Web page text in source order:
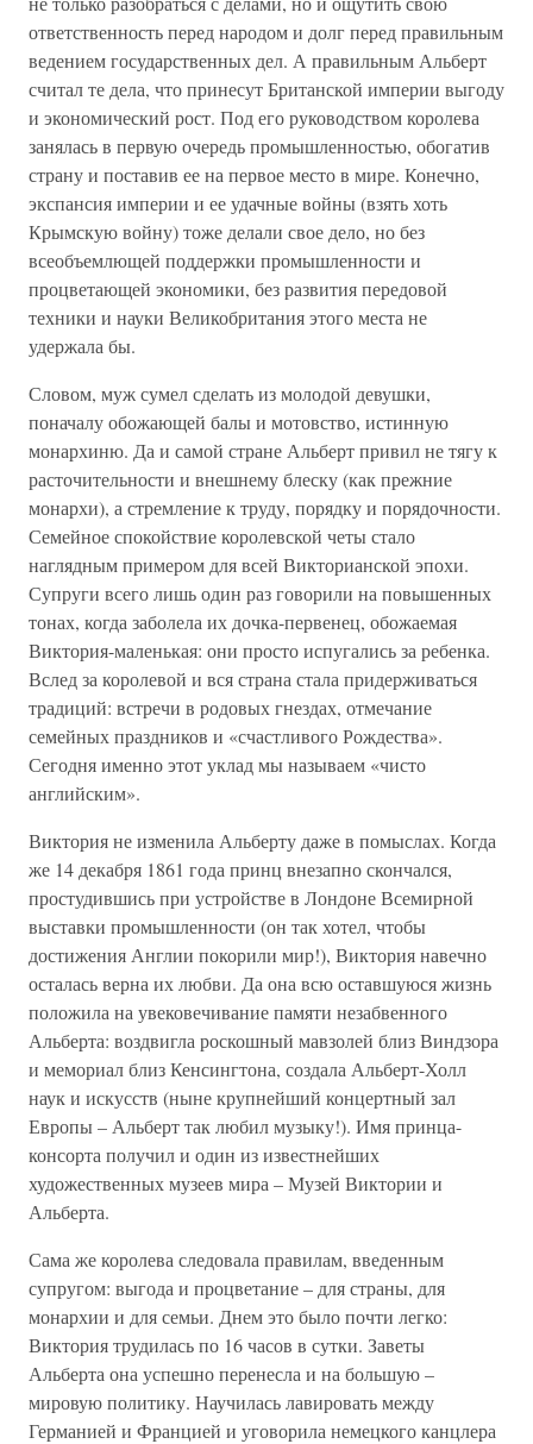
ответственность перед народом и долг перед правильным
ведением государственных дел. А правильным Альберт
считал те дела, что принесут Британской империи выгоду
и экономический рост. Под его руководством королева
занялась в первую очередь промышленностью, обогатив
страну и поставив ее на первое место в мире. Конечно,
экспансия империи и ее удачные войны (взять хоть
Крымскую войну) тоже делали свое дело, но без
всеобъемлющей поддержки промышленности и
процветающей экономики, без развития передовой
техники и науки Великобритания этого места не
удержала бы.
Словом, муж сумел сделать из молодой девушки,
поначалу обожающей балы и мотовство, истинную
монархиню. Да и самой стране Альберт привил не тягу к
расточительности и внешнему блеску (как прежние
монархи), а стремление к труду, порядку и порядочности.
Семейное спокойствие королевской четы стало
наглядным примером для всей Викторианской эпохи.
Супруги всего лишь один раз говорили на повышенных
тонах, когда заболела их дочка-первенец, обожаемая
Виктория-маленькая: они просто испугались за ребенка.
Вслед за королевой и вся страна стала придерживаться
традиций: встречи в родовых гнездах, отмечание
семейных праздников и «счастливого Рождества».
Сегодня именно этот уклад мы называем «чисто
английским».
Виктория не изменила Альберту даже в помыслах. Когда
же 14 декабря 1861 года принц внезапно скончался,
простудившись при устройстве в Лондоне Всемирной
выставки промышленности (он так хотел, чтобы
достижения Англии покорили мир!), Виктория навечно
осталась верна их любви. Да она всю оставшуюся жизнь
положила на увековечивание памяти незабвенного
Альберта: воздвигла роскошный мавзолей близ Виндзора
и мемориал близ Кенсингтона, создала Альберт-Холл
наук и искусств (ныне крупнейший концертный зал
Европы – Альберт так любил музыку!). Имя принца-
консорта получил и один из известнейших
художественных музеев мира – Музей Виктории и
Альберта.
Сама же королева следовала правилам, введенным
супругом: выгода и процветание – для страны, для
монархии и для семьи. Днем это было почти легко:
Виктория трудилась по 16 часов в сутки. Заветы
Альберта она успешно перенесла и на большую –
мировую политику. Научилась лавировать между
Германией и Францией и уговорила немецкого канцлера